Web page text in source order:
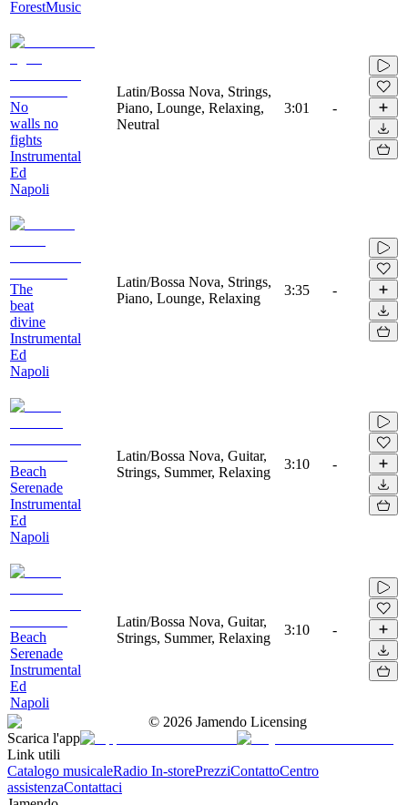
ForestMusic
No
walls no
fights
Instrumental
Ed
Napoli
Latin/Bossa Nova, Strings,
Piano, Lounge, Relaxing,
Neutral
3:01 -
The
beat
divine
Instrumental
Ed
Napoli
Latin/Bossa Nova, Strings,
Piano, Lounge, Relaxing
3:35 -
Beach
Serenade
Instrumental
Ed
Napoli
Latin/Bossa Nova, Guitar,
Strings, Summer, Relaxing
3:10 -
Beach
Serenade
Instrumental
Ed
Napoli
Latin/Bossa Nova, Guitar,
Strings, Summer, Relaxing
3:10 -
© 2026 Jamendo Licensing
Scarica l'app
Link utili
Catalogo musicaleRadio In-storePrezziContattoCentro
assistenzaContattaci